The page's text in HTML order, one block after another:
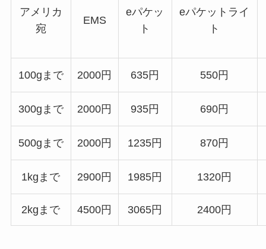
アメリカ
宛
EMS
eパケッ
ト
eパケットライ
ト
100gまで 2000円 635円 550円
300gまで 2000円 935円 690円
500gまで 2000円 1235円 870円
1kgまで 2900円 1985円 1320円
2kgまで 4500円 3065円 2400円